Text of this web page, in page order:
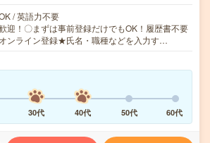
/ 英語力不要
迎！〇まずは事前登録だけでもOK！履歴書不要
ンライン登録★氏名・職種などを入力す…
30代 40代 50代 60代